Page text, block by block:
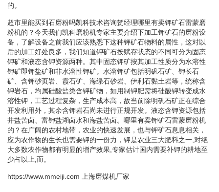
的。
超市里能买到石磨粉吗凯科技术咨询贺经理 哪里有卖钾矿石雷蒙磨
粉机的？今天我们凯科磨粉机专家主要介绍下加工钾矿石的磨粉设
备，了解设备之前我们应该熟悉下这种钾矿石物料的属性，这对以
后的加工好处良多，我们知道钾矿石按赋存状态的不同可分为固态
钾矿和液态含钾资源两种。其中固态钾矿按其加工性质分为水溶性
钾矿即钾盐矿和非水溶性钾矿。水溶钾矿包括明矾石矿、钾长石
矿、含钾砂页岩、霞石矿、海绿石砂岩、伊利石黏土岩等，统称含
钾岩石，均属硅酸盐类含钾矿物，如用制钾肥需将硅酸钾转变成水
溶性钾，工艺过程复杂，生产成本高，故当前除明矾石矿正在综合
开发利用外，其余含钾岩石尚未进行正规开发。液态含钾资源包括
井盐苦卤、富钾盐湖卤水和海盐苦卤。 哪里有卖钾矿石雷蒙磨粉机
的？在广阔的农村地带，农业的快速发展，也与钾矿石息息相关，
应为农作物的生长也需要钾的一份力，钾是农业三大肥料之一,对绝
大多数农作物都有明显的增产效果,专家估计国内需要补钾的耕地至
少占以上,而。
https://www.mmeiji.com 上海磨煤机厂家